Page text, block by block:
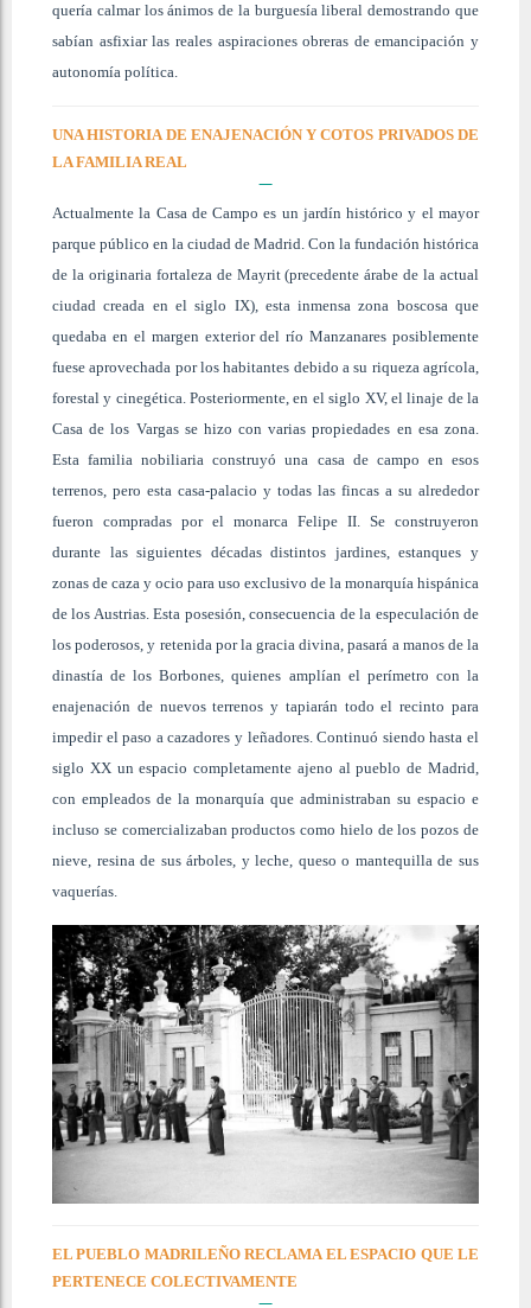
quería calmar los ánimos de la burguesía liberal demostrando que
sabían asfixiar las reales aspiraciones obreras de emancipación y
autonomía política.
UNA HISTORIA DE ENAJENACIÓN Y COTOS PRIVADOS DE
LA FAMILIA REAL
Actualmente la Casa de Campo es un jardín histórico y el mayor
parque público en la ciudad de Madrid. Con la fundación histórica
de la originaria fortaleza de Mayrit (precedente árabe de la actual
ciudad creada en el siglo IX), esta inmensa zona boscosa que
quedaba en el margen exterior del río Manzanares posiblemente
fuese aprovechada por los habitantes debido a su riqueza agrícola,
forestal y cinegética. Posteriormente, en el siglo XV, el linaje de la
Casa de los Vargas se hizo con varias propiedades en esa zona.
Esta familia nobiliaria construyó una casa de campo en esos
terrenos, pero esta casa-palacio y todas las fincas a su alrededor
fueron compradas por el monarca Felipe II. Se construyeron
durante las siguientes décadas distintos jardines, estanques y
zonas de caza y ocio para uso exclusivo de la monarquía hispánica
de los Austrias. Esta posesión, consecuencia de la especulación de
los poderosos, y retenida por la gracia divina, pasará a manos de la
dinastía de los Borbones, quienes amplían el perímetro con la
enajenación de nuevos terrenos y tapiarán todo el recinto para
impedir el paso a cazadores y leñadores. Continuó siendo hasta el
siglo XX un espacio completamente ajeno al pueblo de Madrid,
con empleados de la monarquía que administraban su espacio e
incluso se comercializaban productos como hielo de los pozos de
nieve, resina de sus árboles, y leche, queso o mantequilla de sus
vaquerías.
EL PUEBLO MADRILEÑO RECLAMA EL ESPACIO QUE LE
PERTENECE COLECTIVAMENTE